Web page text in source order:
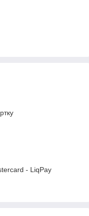
- LiqPay